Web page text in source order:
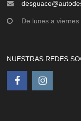
De lunes a
NUESTRAS REDES